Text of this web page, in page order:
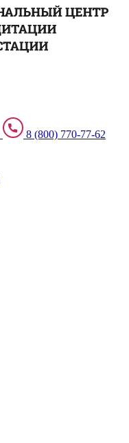
8 (800) 770-77-62